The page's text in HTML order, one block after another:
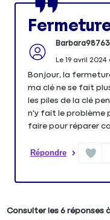
Le 19 avril 2024
Bonjour, la
ma clé ne se fait
les piles de la clé
n'y fait le problème
faire pour réparer
Répondre
Consulter les 6 réponses